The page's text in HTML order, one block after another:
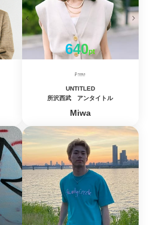
640pt
UNTITLED
所沢西武 アンタイトル
Miwa